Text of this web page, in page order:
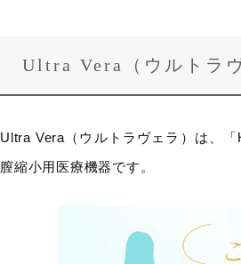
Ultra Vera（ウルトラ
Ultra Vera（ウルトラヴェラ）は、
膣縮小用医療機器です。